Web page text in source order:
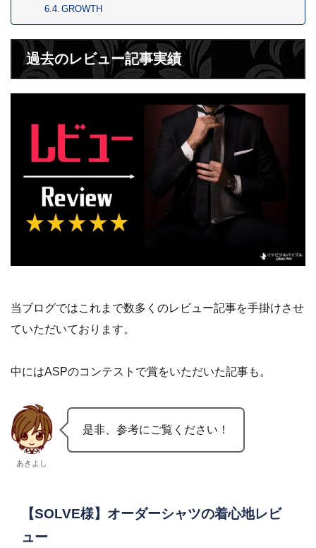
GROWTH
過去のレビュー記事実績
当ブログではこれまで数多くのレビュー記事を手掛けさせ
ていただいております。
中にはASPのコンテストで賞をいただいた記事も。
あきよし
是非、参考にご覧ください！
【SOLVE様】オーダーシャツの着心地レビ
ュー